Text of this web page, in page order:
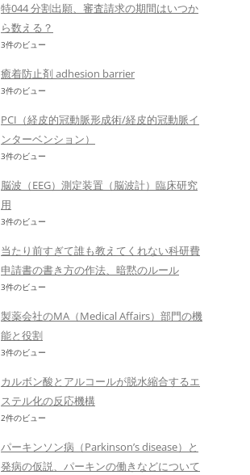
特044 分割出願、審査請求の期間はいつか
ら数える？
3件のビュー
癒着防止剤 adhesion barrier
3件のビュー
PCI（経皮的冠動脈形成術/経皮的冠動脈イ
ンターベンション）
3件のビュー
脳波（EEG）測定装置（脳波計）臨床研究
用
3件のビュー
当たり前すぎて誰も教えてくれない科研費
申請書の書き方の作法、暗黙のルール
3件のビュー
製薬会社のMA（Medical Affairs）部門の機
能と役割
3件のビュー
カルボン酸とアルコールが脱水縮合するエ
ステル化の反応機構
2件のビュー
パーキンソン病（Parkinson’s disease）と
発病の仮説、パーキンの働きなどについて